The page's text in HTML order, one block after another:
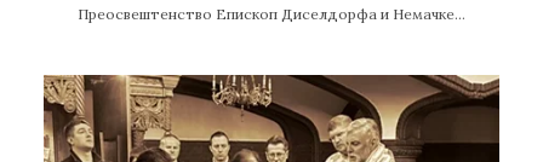
Преосвештенство Епископ Диселдорфа и Немачке…